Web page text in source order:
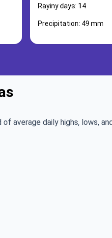
Rayiny days: 14
Precipitation: 49 mm
average daily highs, lows,